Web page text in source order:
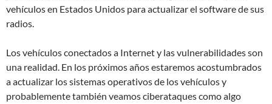
vehículos en Estados Unidos para actualizar el software de sus
radios.
Los vehículos conectados a Internet y las vulnerabilidades son
una realidad. En los próximos años estaremos acostumbrados
a actualizar los sistemas operativos de los vehículos y
probablemente también veamos ciberataques como algo